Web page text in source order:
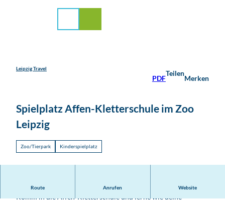
Leipzig Travel
PDF
Teilen
Merken
Spielplatz Affen-Kletterschule im Zoo
Leipzig
Zoo/Tierpark Kinderspielplatz
Route Anrufen Website
Hangeln und Klettern nach dem Vorbild der Affen.
Komm in die Affen-Kletterschule und lerne wie deine